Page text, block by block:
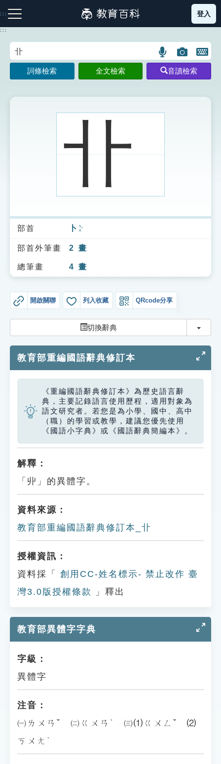
到
主
:::
注音索引圖示 筆畫索引圖示 部首索引表圖示
索引選單
知識索引
單字索引
貓頭鷹博士
登入
:::
語
言
搜
示
圖
片
搜
開
鍵
圖
詞條檢索 全文檢索 音讀檢索
卝
部首 卜 ㄅㄨˇ
部首外筆畫 2 畫
總筆畫 4 畫
開啟關聯 列入收藏 QRcode分享
切換辭典 切換
教育部重編國語辭典修訂本
《重編國語辭典修訂本》為歷史語言辭
典，主要記錄語言使用歷程，適用對象為
語文研究者。若您是為小學、國中、高中
（職）的學習或教學，建議您優先使用
《國語小字典》或《國語辭典簡編本》。
解釋：
「丱」的異體字。
資料來源：
教育部重編國語辭典修訂本_卝
授權資訊：
資料採「
創用CC-姓名標示- 禁止改作 臺
灣3.0版授權條款
」釋出
教育部異體字字典
字級：
異體字
注音：
㈠ㄌㄨㄢˇ ㈡ㄍㄨㄢˋ ㈢⑴ㄍㄨㄥˇ ⑵
ㄎㄨㄤˋ